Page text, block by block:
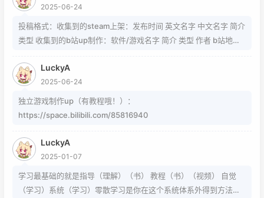
https://www.zhihu.com/question/54913586/answer/8092801
89 https://www.zhihu.com/question/339693605 事实上用的是
word中的Cambria Math和Helvetica字体弄出来的 但经过试验发
的就不需要我教了 上标:sup 下标:sub 上标:上标文字 下标:下标文字
当然网页中就需要代码了
2025-06-24
投稿格式：收集到的steam上架：发布时间 英文名字 中文名字 简介
类型 收集到的b站up制作：软件/游戏名字 简介 类型 作者 b站地址
LuckyA
2025-06-24
独立游戏制作up（有教程哦！）：
https://space.bilibili.com/85816940
LuckyA
2025-01-07
学习最基础的就是指导（理解）（书） 教程（书）（视频） 自觉
（学习）系统（学习）零散学习是你在这个系统体系外得到方法的